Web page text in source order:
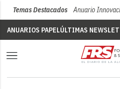
Temas Destacados Anuario
ANUARIOS PAPELÚLTIMAS